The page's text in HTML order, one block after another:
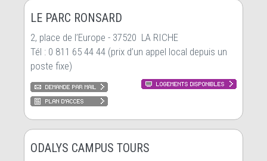
LE PARC RONSARD
2, place de l’Europe - 37520 LA RICHE
Tél : 0 811 65 44 44 (prix d’un appel local depuis un
poste fixe)
ODALYS CAMPUS TOURS